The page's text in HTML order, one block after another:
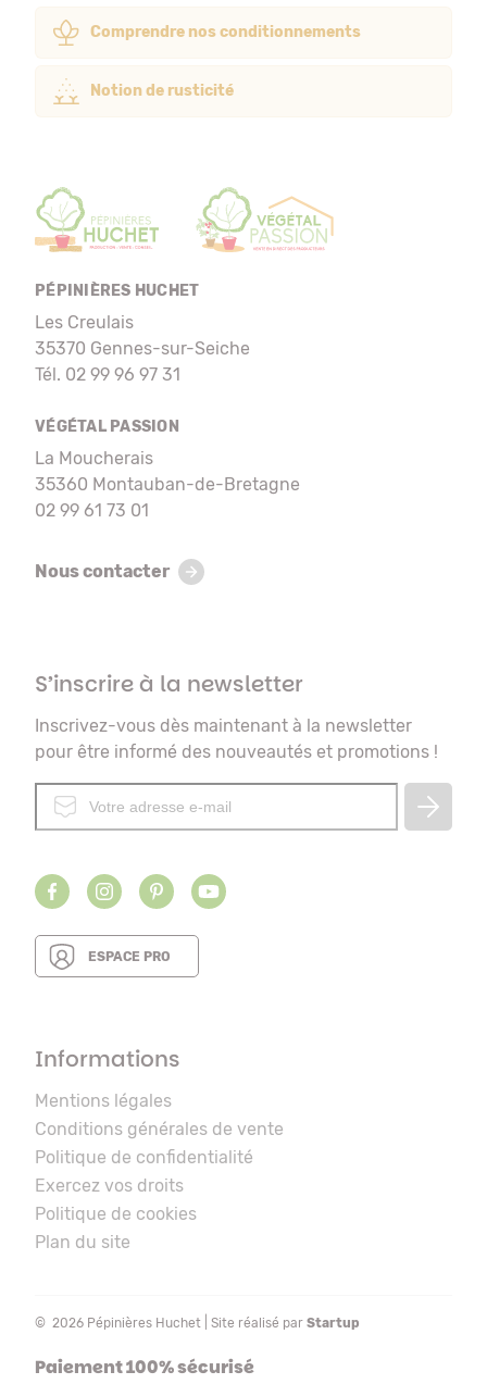
Comprendre nos conditionnements
Notion de rusticité
PÉPINIÈRES HUCHET
Les Creulais
35370 Gennes-sur-Seiche
Tél. 02 99 96 97 31
VÉGÉTAL PASSION
La Moucherais
35360 Montauban-de-Bretagne
02 99 61 73 01
Nous contacter
S’inscrire à la newsletter
Inscrivez-vous dès maintenant à la newsletter
pour être informé des nouveautés et promotions !
ESPACE PRO
Informations
Mentions légales
Conditions générales de vente
Politique de confidentialité
Exercez vos droits
Politique de cookies
Plan du site
© 2026 Pépinières Huchet | Site réalisé par Startup
Paiement 100% sécurisé